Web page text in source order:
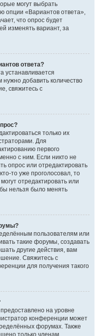
могут выбрать
опции «Вариантов ответа»,
что опрос будет
изменять вариант, за
ответа?
устанавливается
добавить количество
свяжитесь с
только их
Для
первого
с ним. Если никто не
опрос или отредактировать
то уже проголосовал, то
отредактировать или
нельзя было менять
пользователям или
такие форумы, создавать
другие действия, вам
Свяжитесь с
для получения такого
на уровне
конференции может
форумах. Также
только членам